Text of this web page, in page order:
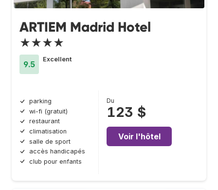
ARTIEM Madrid Hotel
★★★★
9.5
Excellent
parking
wi-fi (gratuit)
restaurant
climatisation
salle de sport
accès handicapés
club pour enfants
Du
123 $
Voir l'hôtel